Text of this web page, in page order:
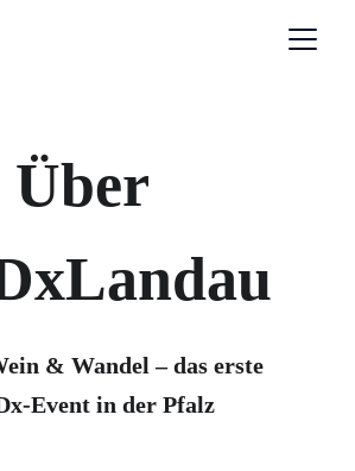
Über
& Wandel – das erste
Event in der Pfalz